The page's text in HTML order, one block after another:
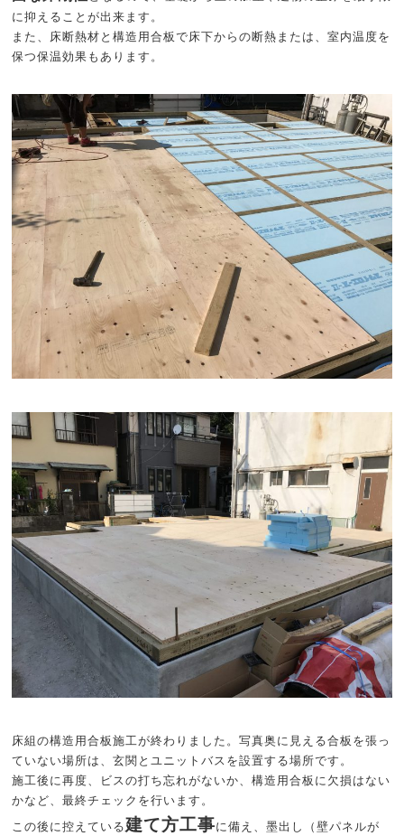
に抑えることが出来ます。
また、床断熱材と構造用合板で床下からの断熱または、室内温度を
保つ保温効果もあります。
床組の構造用合板施工が終わりました。写真奥に見える合板を張っ
ていない場所は、玄関とユニットバスを設置する場所です。
施工後に再度、ビスの打ち忘れがないか、構造用合板に欠損はない
かなど、最終チェックを行います。
この後に控えている建て方工事に備え、墨出し（壁パネルが